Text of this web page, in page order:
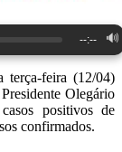
--:-- 🔊
terça-feira (12/04)
Olegário
positivos de
confirmados.